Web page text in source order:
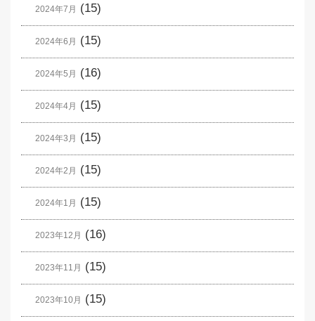
2024年7月 (15)
2024年6月 (15)
2024年5月 (16)
2024年4月 (15)
2024年3月 (15)
2024年2月 (15)
2024年1月 (15)
2023年12月 (16)
2023年11月 (15)
2023年10月 (15)